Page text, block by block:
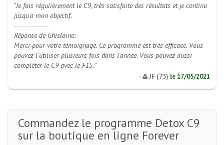
"Je fais régulièrement le C9, très satisfaite des résultats et je continu
jusqu'a mon objectif.
--------------
Réponse de Ghislaine:
Merci pour votre témoignage. Ce programme est très efficace. Vous
pouvez l'utiliser plusieurs fois dans l'année. Vous pouvez aussi
compléter le C9 avec le F15. "
- JF (75) le17/05/2021
Commandez le programme Detox C9
sur la boutique en ligne Forever